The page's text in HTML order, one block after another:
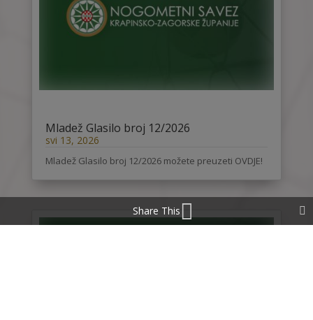
Mladež Glasilo broj 12/2026
svi 13, 2026
Mladež Glasilo broj 12/2026 možete preuzeti OVDJE!
Share This